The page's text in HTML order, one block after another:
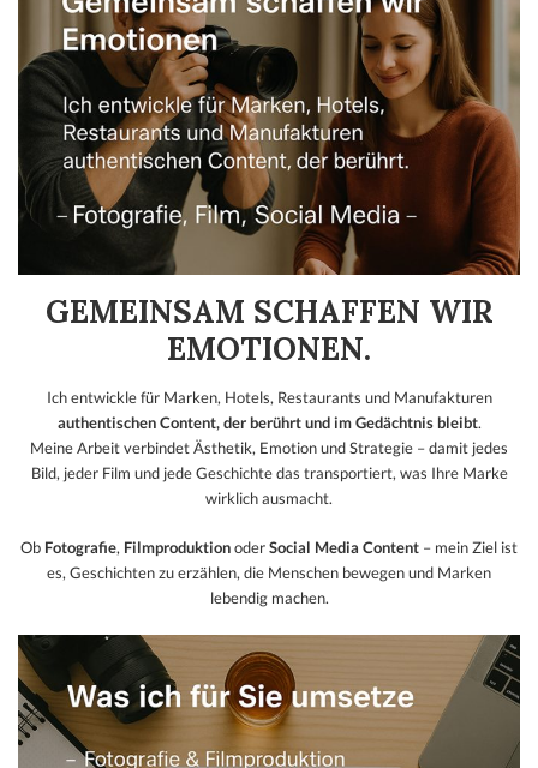
GEMEINSAM SCHAFFEN WIR
EMOTIONEN.
Ich entwickle für Marken, Hotels, Restaurants und Manufakturen
authentischen Content, der berührt und im Gedächtnis bleibt.
Meine Arbeit verbindet Ästhetik, Emotion und Strategie – damit jedes
Bild, jeder Film und jede Geschichte das transportiert, was Ihre Marke
wirklich ausmacht.
Ob Fotografie, FilmproduktionoderSocial Media Content – mein Ziel ist
es, Geschichten zu erzählen, die Menschen bewegen und Marken
lebendig machen.